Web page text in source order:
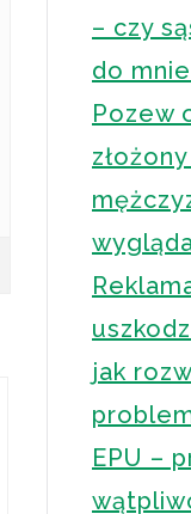
– czy
do
Pozew
jak
EPU –